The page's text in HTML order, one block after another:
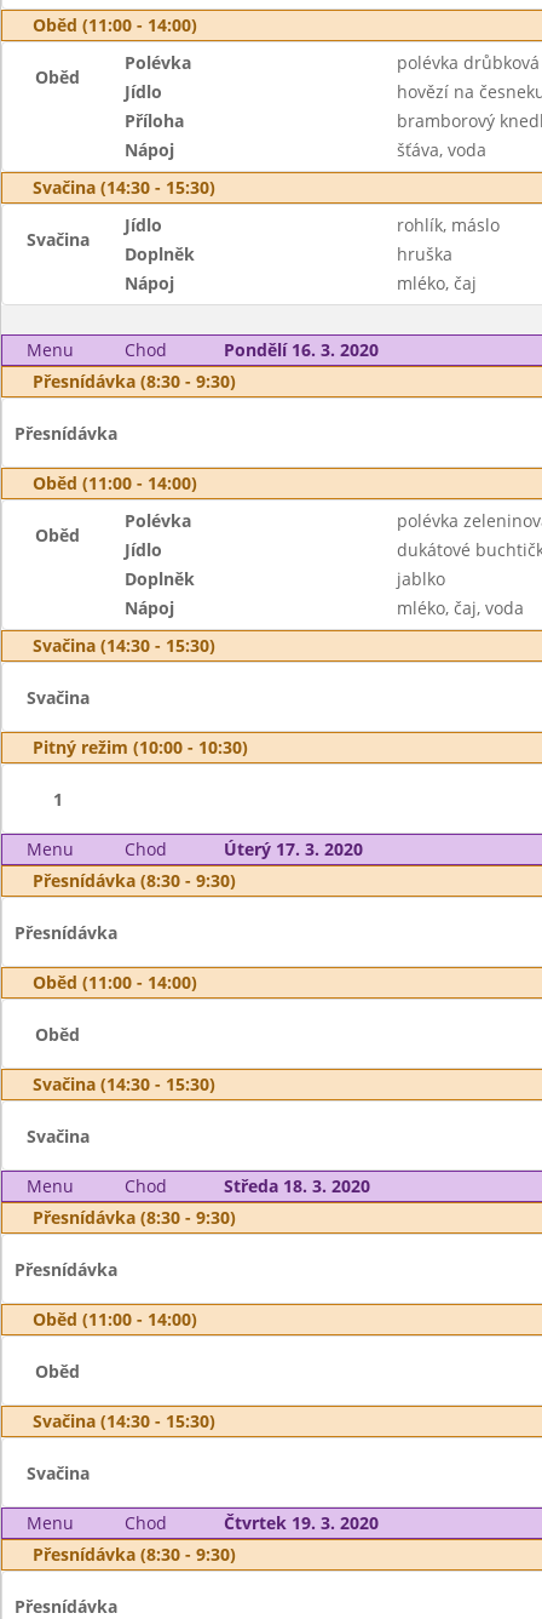
Oběd (11:00 - 14:00)
Oběd
Polévka
polévka
Jídlo
hovězí na
Příloha
bramborový
Nápoj
šťáva, voda
Svačina (14:30 - 15:30)
Svačina
Jídlo
rohlík, máslo
Doplněk
hruška
Nápoj
mléko, čaj
Menu Chod
Pondělí 16. 3. 2020
Přesnídávka (8:30 - 9:30)
Přesnídávka
Oběd (11:00 - 14:00)
Oběd
Polévka
polévka
Jídlo
dukátové
Doplněk
jablko
Nápoj
mléko, čaj, voda
Svačina (14:30 - 15:30)
Svačina
Pitný režim (10:00 - 10:30)
1
Menu Chod
Úterý 17. 3. 2020
Přesnídávka (8:30 - 9:30)
Přesnídávka
Oběd (11:00 - 14:00)
Oběd
Svačina (14:30 - 15:30)
Svačina
Menu Chod
Středa 18. 3. 2020
Přesnídávka (8:30 - 9:30)
Přesnídávka
Oběd (11:00 - 14:00)
Oběd
Svačina (14:30 - 15:30)
Svačina
Menu Chod
Čtvrtek 19. 3. 2020
Přesnídávka (8:30 - 9:30)
Přesnídávka